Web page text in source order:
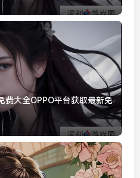
费大全OPPO平台获取最新免